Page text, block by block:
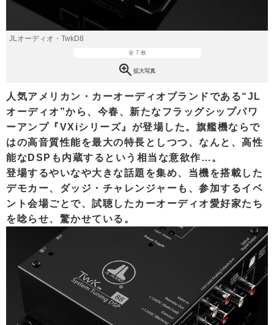
JLオーディオ・TwkD8
全 7 枚
拡大写真
人気アメリカン・カーオーディオブランドである“JL
オーディオ”から、今春、新たなフラッグシップパワ
ーアンプ『VXiシリーズ』が登場した。旗艦機ならで
はの高音質性能を最大の特長としつつ、なんと、高性
能なDSPも内蔵するという相当な意欲作…。
登場するやいなや大きな話題を集め、当機を搭載した
デモカー、ダッジ・チャレンジャーも、参加するイベ
ント会場ごとで、試聴したカーオーディオ愛好家たち
を唸らせ、驚かせている。